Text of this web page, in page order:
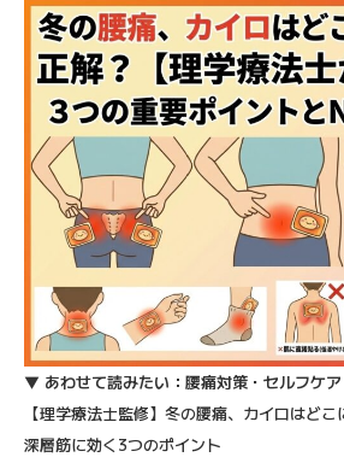
▼ あわせて読みたい：腰痛対策・セルフケア
【理学療法士監修】冬の腰痛、カイロはど
深層筋に効く3つのポイント